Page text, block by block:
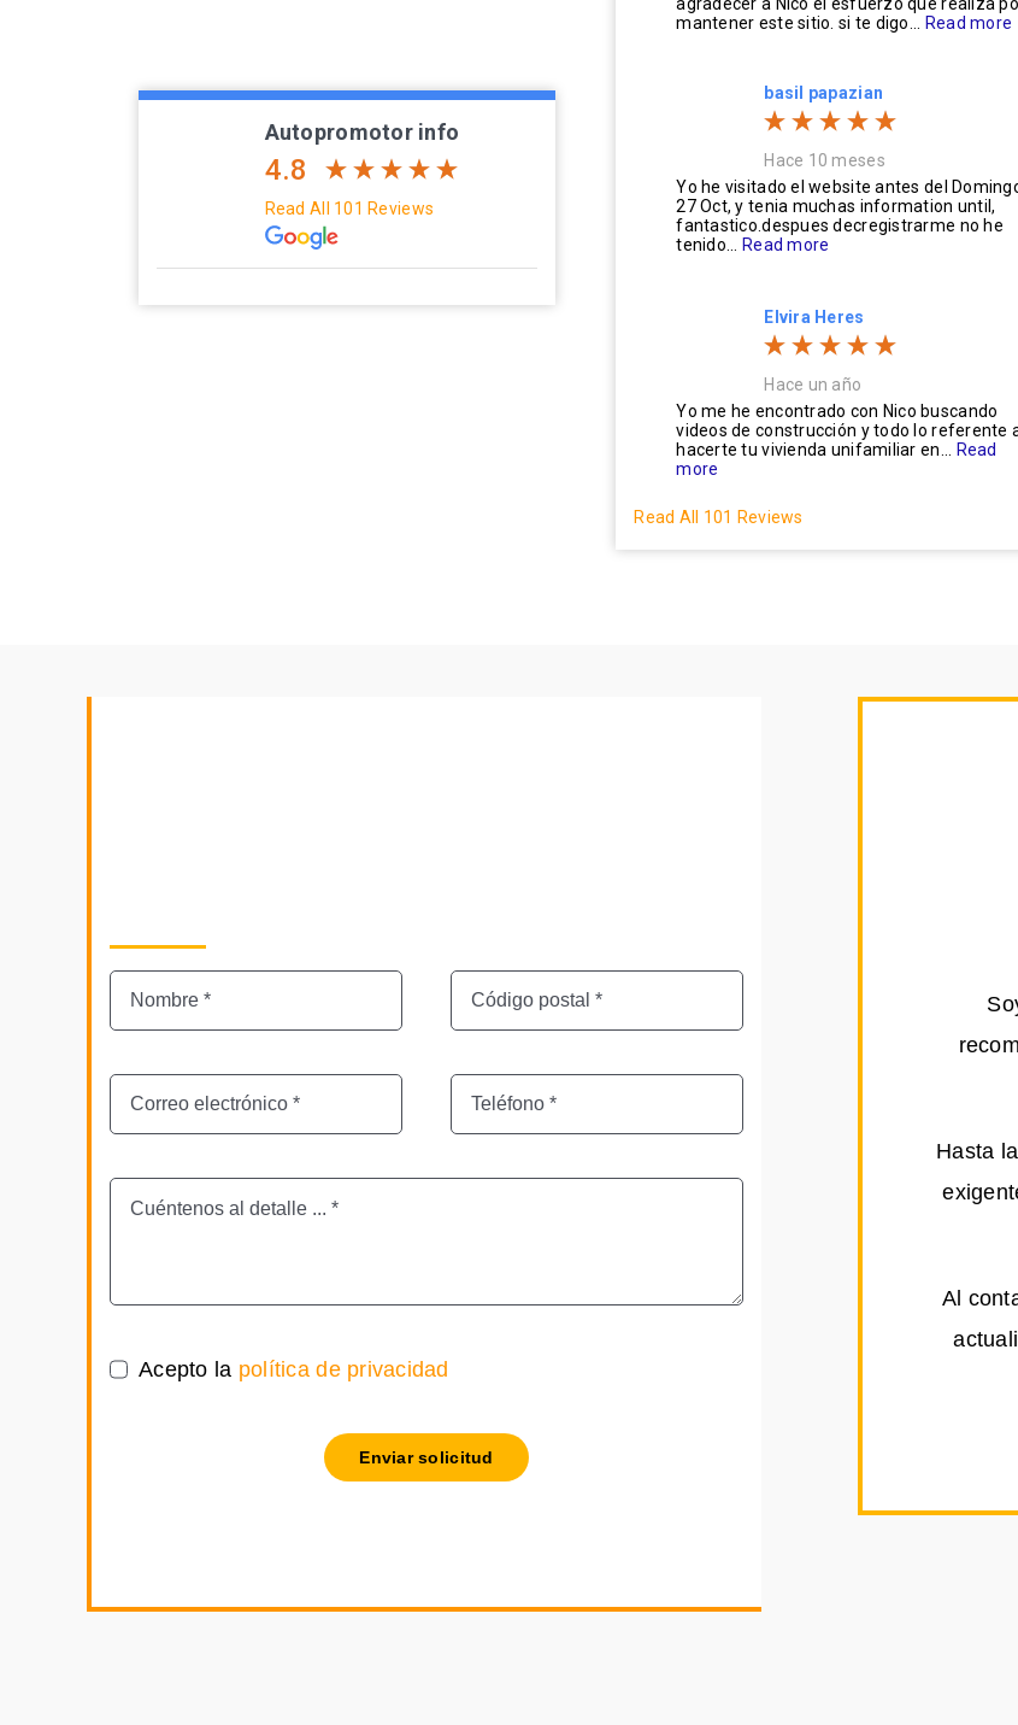
Autopromotor info
4.8
Read All 101 Reviews
agradecer a Nico el esfuerzo que realiza
mantener este sitio. si te digo... Read more
basil papazian
Hace 10 meses
Yo he visitado el website antes del
27 Oct, y tenia muchas information until,
fantastico.despues decregistrarme no he
tenido... Read more
Elvira Heres
Hace un año
Yo me he encontrado con Nico buscando
videos de construcción y todo lo referente
hacerte tu vivienda unifamiliar en... Read
more
Read All 101 Reviews
Acepto la política de privacidad
Enviar solicitud
Hasta
Al